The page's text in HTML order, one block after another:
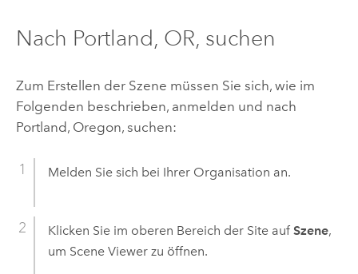
Nach Portland, OR, suchen
Zum Erstellen der Szene müssen Sie sich, wie im
Folgenden beschrieben, anmelden und nach
Portland, Oregon, suchen:
Melden Sie sich bei Ihrer Organisation an.
Klicken Sie im oberen Bereich der Site auf Szene,
um Scene Viewerzu öffnen.